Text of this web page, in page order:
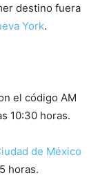
destino fuera
York.
el código AM
10:30 horas.
de México
horas.